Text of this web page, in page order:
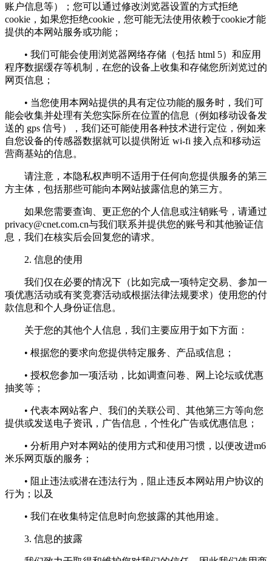
账户信息等）；您可以通过修改浏览器设置的方式拒绝
cookie，如果您拒绝cookie，您可能无法使用依赖于cookie才能
提供的本网站服务或功能；
• 我们可能会使用浏览器网络存储（包括 html 5）和应用
程序数据缓存等机制，在您的设备上收集和存储您所浏览过的
网页信息；
• 当您使用本网站提供的具有定位功能的服务时，我们可
能会收集并处理有关您实际所在位置的信息（例如移动设备发
送的 gps 信号），我们还可能使用各种技术进行定位，例如来
自您设备的传感器数据就可以提供附近 wi-fi 接入点和移动运
营商基站的信息。
请注意，本隐私权声明不适用于任何向您提供服务的第三
方主体，包括那些可能向本网站披露信息的第三方。
如果您需要查询、更正您的个人信息或注销账号，请通过
privacy@cnet.com.cn与我们联系并提供您的账号和其他验证信
息，我们在核实后会回复您的请求。
2. 信息的使用
我们仅在必要的情况下（比如完成一项特定交易、参加一
项优惠活动或有奖竞赛活动或根据法律法规要求）使用您的付
款信息和个人身份证信息。
关于您的其他个人信息，我们主要应用于如下方面：
• 根据您的要求向您提供特定服务、产品或信息；
• 授权您参加一项活动，比如调查问卷、网上论坛或优惠
抽奖等；
• 代表本网站客户、我们的关联公司、其他第三方等向您
提供或发送电子资讯，广告信息，个性化广告或优惠信息；
• 分析用户对本网站的使用方式和使用习惯，以便改进m6
米乐网页版的服务；
• 阻止违法或潜在违法行为，阻止违反本网站用户协议的
行为；以及
• 我们在收集特定信息时向您披露的其他用途。
3. 信息的披露